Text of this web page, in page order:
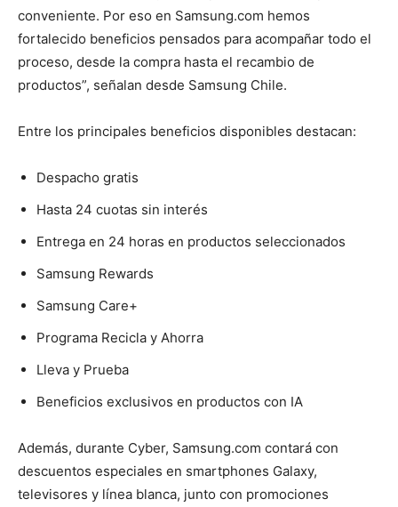
conveniente. Por eso en Samsung.com hemos
fortalecido beneficios pensados para acompañar todo el
proceso, desde la compra hasta el recambio de
productos”, señalan desde Samsung Chile.
Entre los principales beneficios disponibles destacan:
Despacho gratis
Hasta 24 cuotas sin interés
Entrega en 24 horas en productos seleccionados
Samsung Rewards
Samsung Care+
Programa Recicla y Ahorra
Lleva y Prueba
Beneficios exclusivos en productos con IA
Además, durante Cyber, Samsung.com contará con
descuentos especiales en smartphones Galaxy,
televisores y línea blanca, junto con promociones